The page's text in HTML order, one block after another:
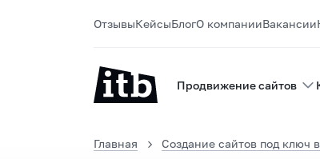
ОтзывыКейсыБлогО компанииВакансии
Продвижение сайтов
Главная Создание сайтов под ключ